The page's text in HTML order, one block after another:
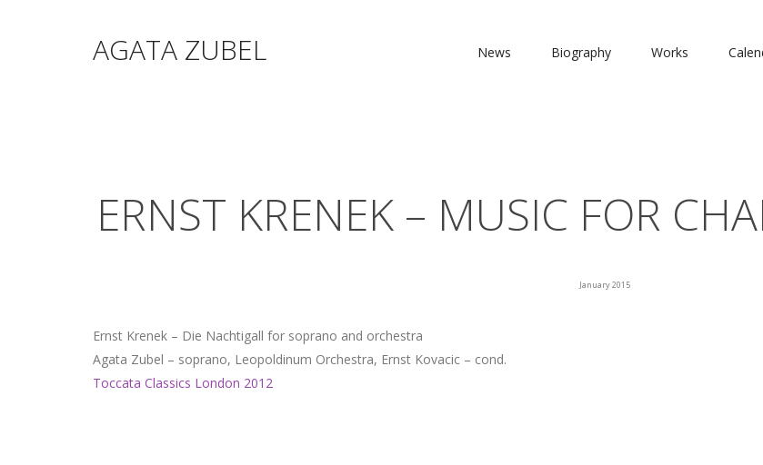
AGATA ZUBEL News Biography Works
ERNST KRENEK – MUSIC FOR
January 2015
Ernst Krenek – Die Nachtigall for soprano and orchestra
Agata Zubel – soprano, Leopoldinum Orchestra, Ernst Kovacic – cond.
Toccata Classics London 2012